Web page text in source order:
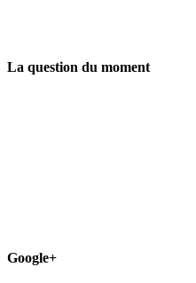
La question du moment
Google+